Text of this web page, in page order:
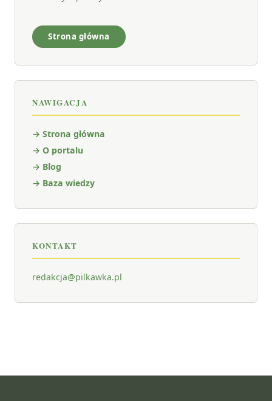
Strona główna
NAWIGACJA
→ Strona główna
→ O portalu
→ Blog
→ Baza wiedzy
KONTAKT
redakcja@pilkawka.pl